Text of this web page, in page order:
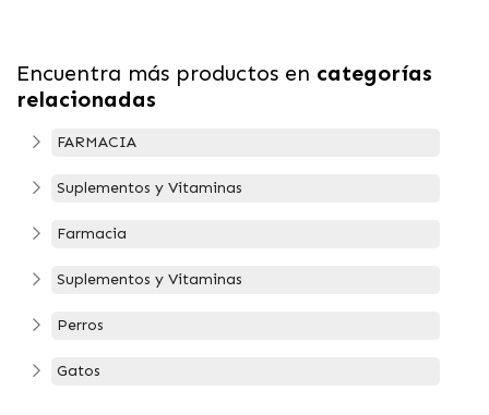
Encuentra más productos en categorías
relacionadas
FARMACIA
Suplementos y Vitaminas
Farmacia
Suplementos y Vitaminas
Perros
Gatos